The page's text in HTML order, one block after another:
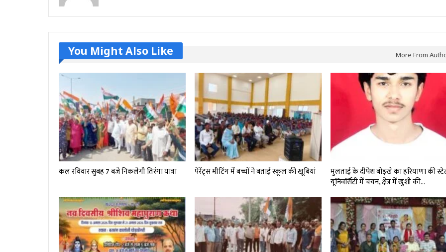
You Might Also Like More From
कल रविवार सुबह 7 बजे निकलेगी तिरंगा यात्रा पेरेंट्स मीटिंग में बच्चों ने बताई स्कूल की खूबियां
मुलताई के दीपेश बोड़खे का हरियाणा की
यूनिवर्सिटी में चयन, क्षेत्र में खुशी की…